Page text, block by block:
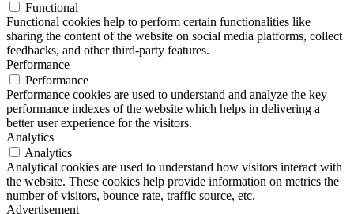
Functional
Functional cookies help to perform certain functionalities like
sharing the content of the website on social media platforms, collect
feedbacks, and other third-party features.
Performance
Performance
Performance cookies are used to understand and analyze the key
performance indexes of the website which helps in delivering a
better user experience for the visitors.
Analytics
Analytics
Analytical cookies are used to understand how visitors interact with
the website. These cookies help provide information on metrics the
number of visitors, bounce rate, traffic source, etc.
Advertisement